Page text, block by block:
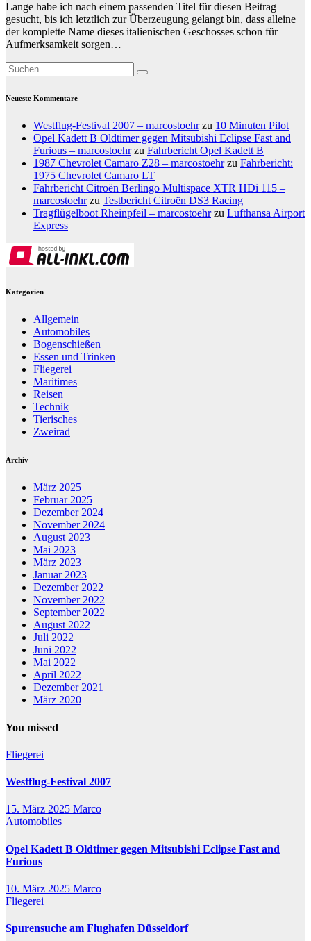
Lange habe ich nach einem passenden Titel für diesen Beitrag
gesucht, bis ich letztlich zur Überzeugung gelangt bin, dass alleine
der komplette Name dieses italienischen Geschosses schon für
Aufmerksamkeit sorgen…
Neueste Kommentare
Westflug-Festival 2007 – marcostoehrzu 10 Minuten Pilot
Opel Kadett B Oldtimer gegen Mitsubishi Eclipse Fast and
Furious – marcostoehrzu Fahrbericht Opel Kadett B
1987 Chevrolet Camaro Z28 – marcostoehrzu Fahrbericht:
1975 Chevrolet Camaro LT
Fahrbericht Citroën Berlingo Multispace XTR HDi 115 –
marcostoehrzu Testbericht Citroën DS3 Racing
Tragflügelboot Rheinpfeil – marcostoehrzu Lufthansa Airport
Express
Kategorien
Allgemein
Automobiles
Bogenschießen
Essen und Trinken
Fliegerei
Maritimes
Reisen
Technik
Tierisches
Zweirad
Archiv
März 2025
Februar 2025
Dezember 2024
November 2024
August 2023
Mai 2023
März 2023
Januar 2023
Dezember 2022
November 2022
September 2022
August 2022
Juli 2022
Juni 2022
Mai 2022
April 2022
Dezember 2021
März 2020
You missed
Fliegerei
Westflug-Festival 2007
15. März 2025 Marco
Automobiles
Opel Kadett B Oldtimer gegen Mitsubishi Eclipse Fast and
Furious
10. März 2025 Marco
Fliegerei
Spurensuche am Flughafen Düsseldorf